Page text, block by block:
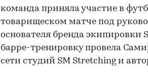
команда приняла участие в
товарищеском матче под
основателя бренда экипировки
барре-тренировку провела
сети студий SM Stretching и